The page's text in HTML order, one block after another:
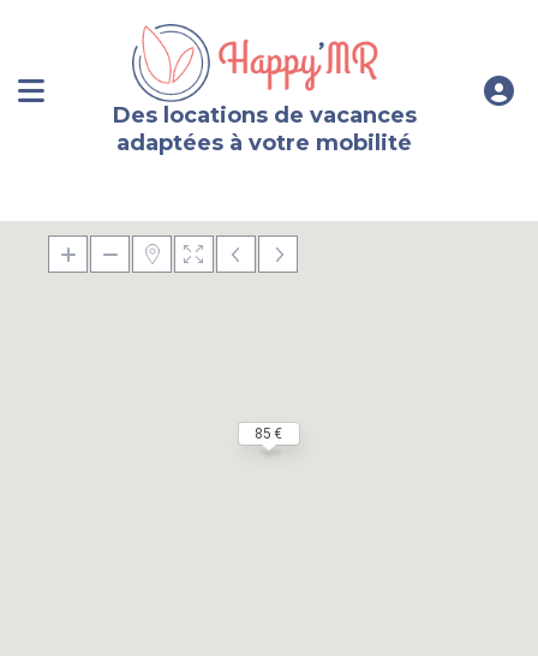
Des locations de vacances
adaptées à votre mobilité
85 €